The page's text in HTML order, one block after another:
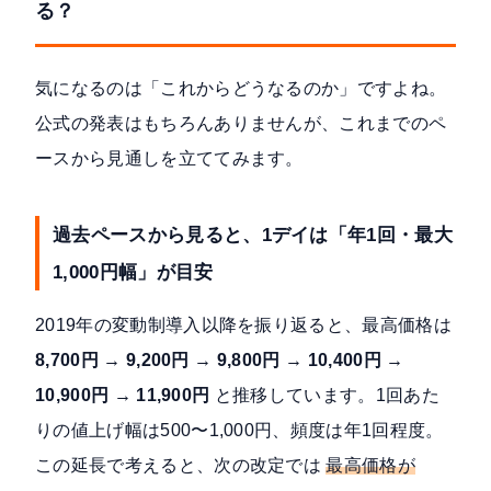
る？
気になるのは「これからどうなるのか」ですよね。
公式の発表はもちろんありませんが、これまでのペ
ースから見通しを立ててみます。
過去ペースから見ると、1デイは「年1回・最大
1,000円幅」が目安
2019年の変動制導入以降を振り返ると、最高価格は
8,700円 → 9,200円 → 9,800円 → 10,400円 →
10,900円 → 11,900円 と推移しています。1回あた
りの値上げ幅は500〜1,000円、頻度は年1回程度。
この延長で考えると、次の改定では最高価格が